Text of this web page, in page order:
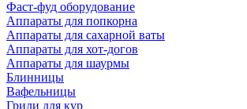
Фаст-фуд оборудование
Аппараты для попкорна
Аппараты для сахарной ваты
Аппараты для хот-догов
Аппараты для шаурмы
Блинницы
Вафельницы
Грили для кур